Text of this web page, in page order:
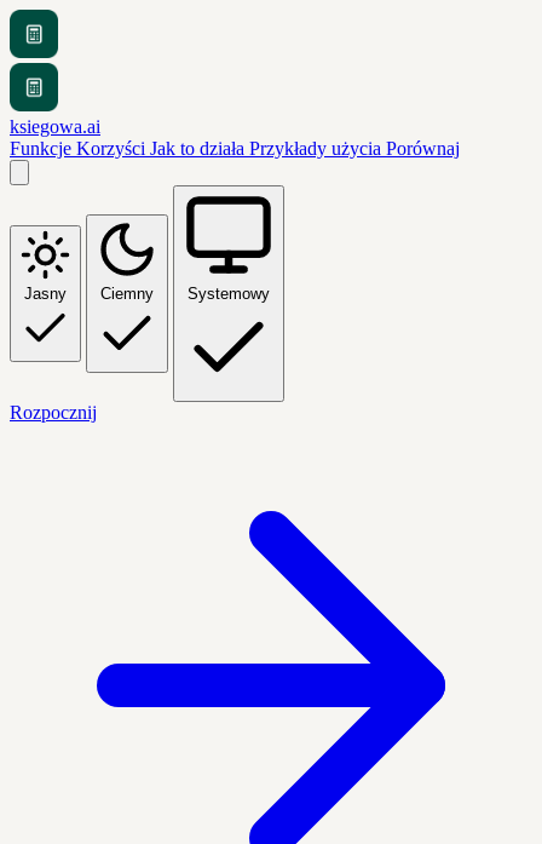
ksiegowa.ai
Funkcje Korzyści Jak to działa Przykłady użycia Porównaj
Jasny Ciemny Systemowy
Rozpocznij